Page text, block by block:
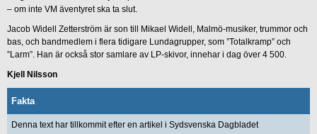
– om inte VM äventyret ska ta slut.
Jacob Widell Zetterström är son till Mikael Widell, Malmö-musiker, trummor och
bas, och bandmedlem i flera tidigare Lundagrupper, som ”Totalkramp” och
”Larm”. Han är också stor samlare av LP-skivor, innehar i dag över 4 500.
Kjell Nilsson
Fakta
Denna text har tillkommit efter en artikel i Sydsvenska Dagbladet